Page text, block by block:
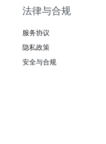
法律与合规
服务协议
隐私政策
安全与合规